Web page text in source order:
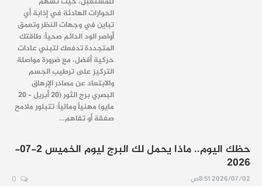
الحوارات الهادئة في إذابة أي
تباين في وجهات النظر وتعمق
أواصر الود الدائم صحياً: طاقتك
المتجددة تدفعك لتبني عادات
حركية أفضل، مع ضرورة مواصلة
التركيز على ترطيب الجسم
والابتعاد عن مصادر الإرهاق
البصري برج الثور (20 أبريل – 20
مايو) مهنياً ومالياً: تتبلور ملامح
صفقة أو تفاهم…
حظك اليوم.. ماذا يحمل لك البرج ليوم الخميس 2-07-
2026
2026/07/02 8:51ص